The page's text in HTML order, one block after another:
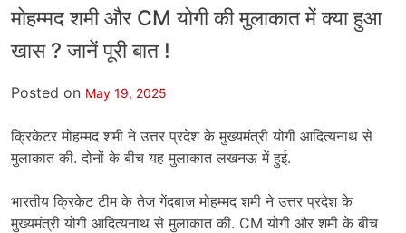
मोहम्मद शमी और CM योगी की मुलाकात में क्या हुआ
खास ? जानें पूरी बात !
Posted on May 19, 2025
क्रिकेटर मोहम्मद शमी ने उत्तर प्रदेश के मुख्यमंत्री योगी आदित्यनाथ से
मुलाकात की. दोनों के बीच यह मुलाकात लखनऊ में हुई.
भारतीय क्रिकेट टीम के तेज गेंदबाज मोहम्मद शमी ने उत्तर प्रदेश के
मुख्यमंत्री योगी आदित्यनाथ से मुलाकात की. CM योगी और शमी के बीच